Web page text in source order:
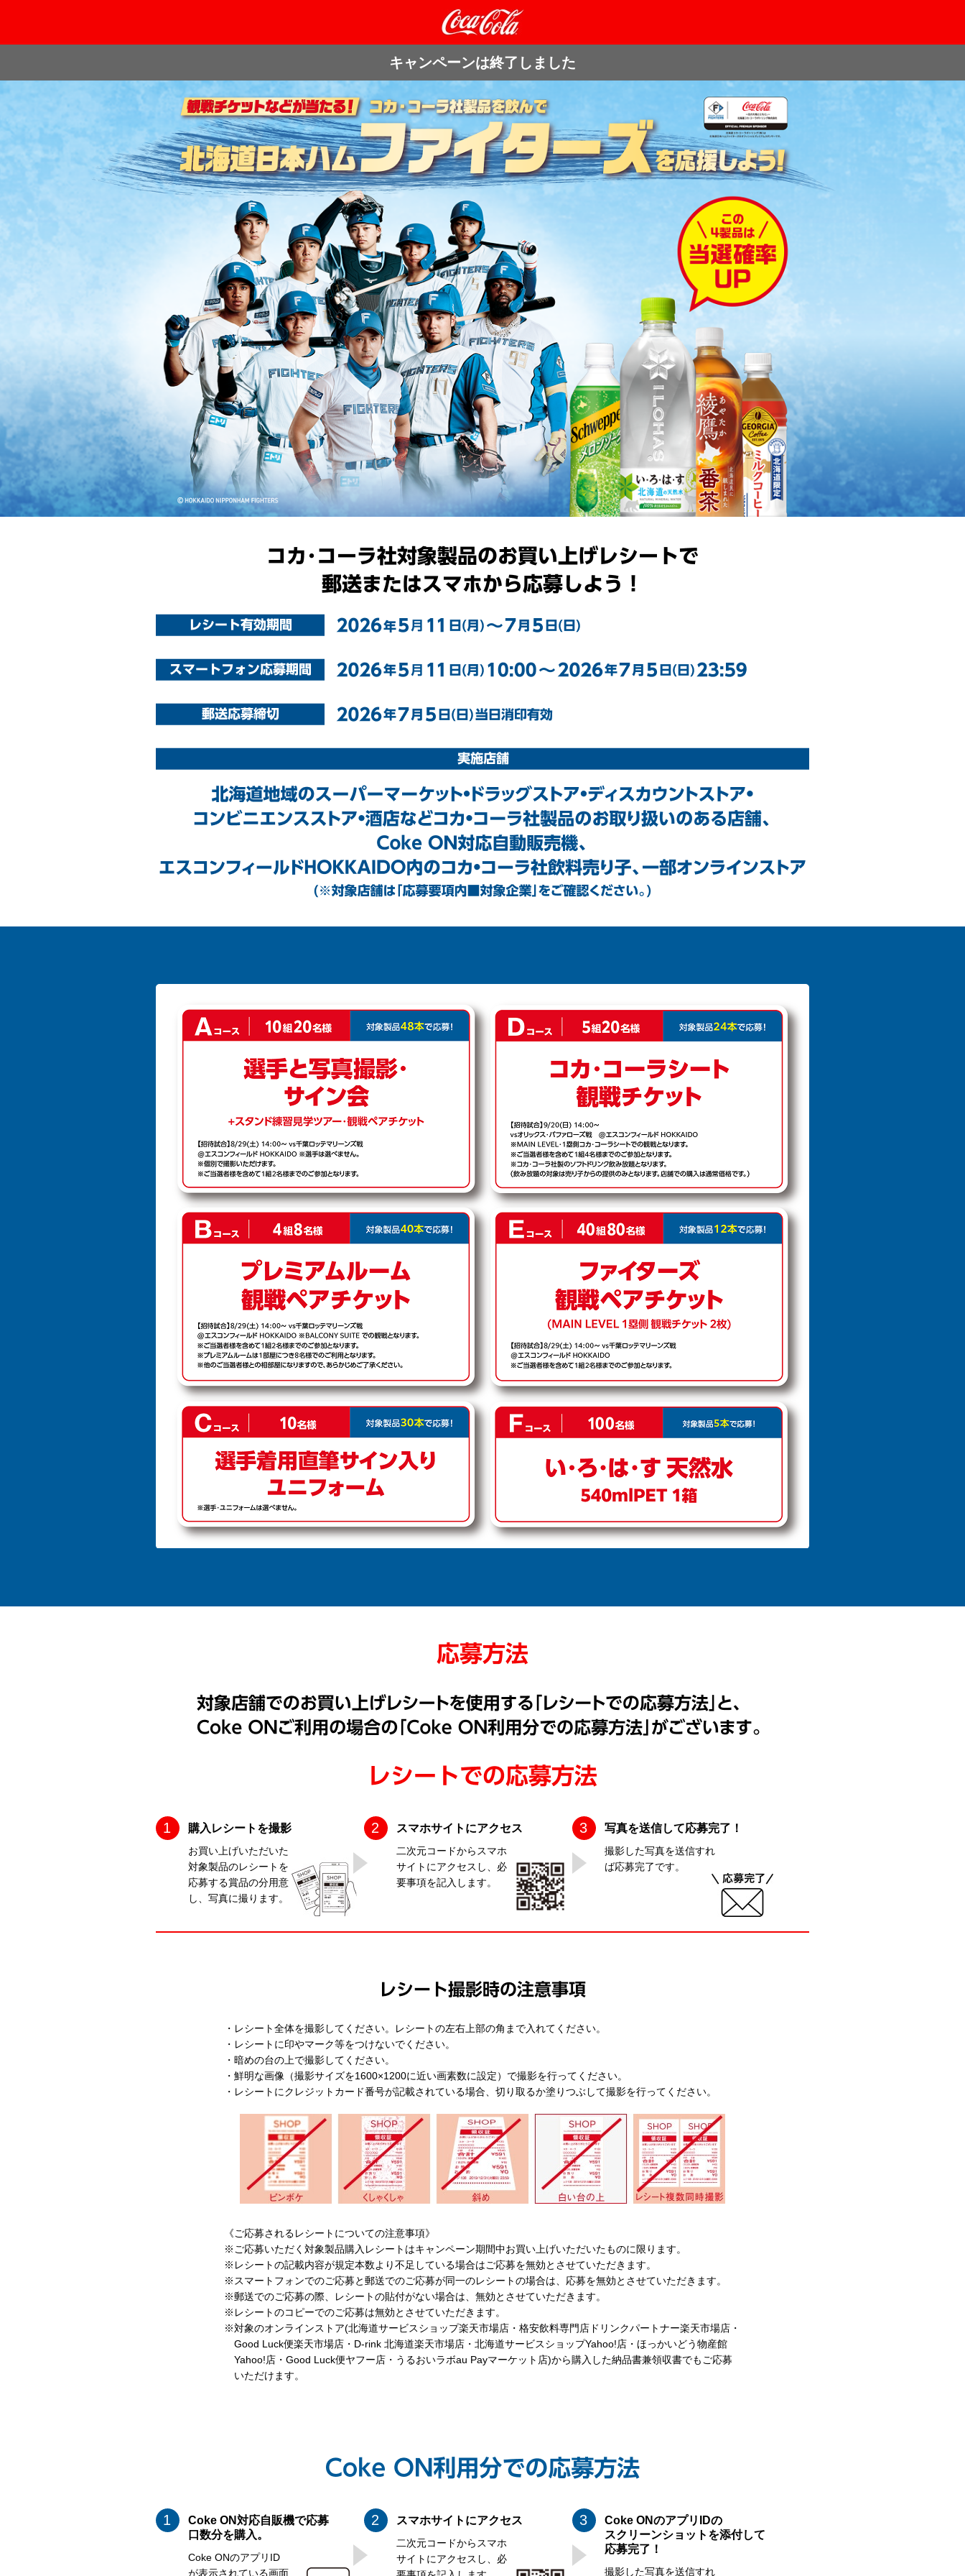
キャンペーンは終了しました
購入レシートを撮影
お買い上げいただいた
対象製品のレシートを
応募する賞品の分用意
し、写真に撮ります。
スマホサイトにアクセス
二次元コードからスマホ
サイトにアクセスし、必
要事項を記入します。
写真を送信して応募完了！
撮影した写真を送信すれ
ば応募完了です。
・レシート全体を撮影してください。レシートの左右上部の角まで入れてください。
・レシートに印やマーク等をつけないでください。
・暗めの台の上で撮影してください。
・鮮明な画像（撮影サイズを1600×1200に近い画素数に設定）で撮影を行ってください。
・レシートにクレジットカード番号が記載されている場合、切り取るか塗りつぶして撮影を行ってください。
《ご応募されるレシートについての注意事項》
※ご応募いただく対象製品購入レシートはキャンペーン期間中お買い上げいただいたものに限ります。
※レシートの記載内容が規定本数より不足している場合はご応募を無効とさせていただきます。
※スマートフォンでのご応募と郵送でのご応募が同一のレシートの場合は、応募を無効とさせていただきます。
※郵送でのご応募の際、レシートの貼付がない場合は、無効とさせていただきます。
※レシートのコピーでのご応募は無効とさせていただきます。
※対象のオンラインストア(北海道サービスショップ楽天市場店・格安飲料専門店ドリンクパートナー楽天市場店・
Good Luck便楽天市場店・D-rink 北海道楽天市場店・北海道サービスショップYahoo!店・ほっかいどう物産館
Yahoo!店・Good Luck便ヤフー店・うるおいラボau Payマーケット店)から購入した納品書兼領収書でもご応募
いただけます。
Coke ON対応自販機で応募
口数分を購入。
Coke ONのアプリID
が表示されている画面
スマホサイトにアクセス
二次元コードからスマホ
サイトにアクセスし、必
Coke ONのアプリIDの
スクリーンショットを添付して
応募完了！
撮影した写真を送信すれ